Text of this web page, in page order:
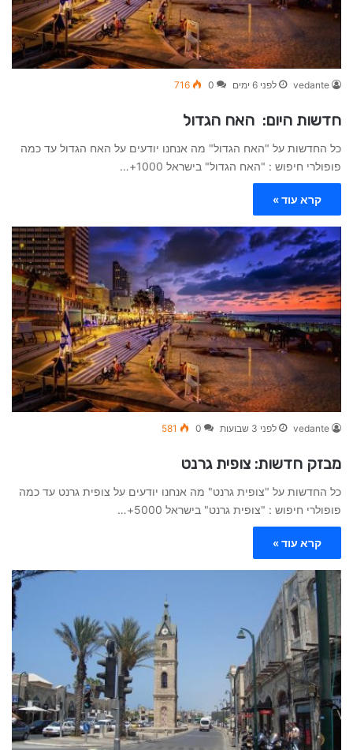
vedante לפני 6 ימים 0
716
חדשות היום: האח הגדול
כל החדשות על "האח הגדול" מה אנחנו יודעים על האח הגדול עד כמה
פופולרי חיפוש : "האח הגדול" בישראל 1000+…
קרא עוד »
vedante לפני 3 שבועות 0
581
מבזק חדשות: צופית גרנט
כל החדשות על "צופית גרנט" מה אנחנו יודעים על צופית גרנט עד כמה
פופולרי חיפוש : "צופית גרנט" בישראל 5000+…
קרא עוד »